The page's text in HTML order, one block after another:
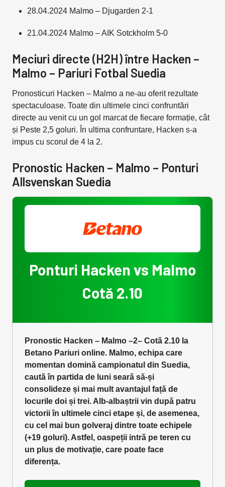
28.04.2024 Malmo – Djugarden 2-1
21.04.2024 Malmo – AIK Sotckholm 5-0
Meciuri directe (H2H) între Hacken –
Malmo – Pariuri Fotbal Suedia
Pronosticuri Hacken – Malmo a ne-au oferit rezultate
spectaculoase. Toate din ultimele cinci confruntări
directe au venit cu un gol marcat de fiecare formație, cât
și Peste 2,5 goluri. În ultima confruntare, Hacken s-a
impus cu scorul de 4 la 2.
Pronostic Hacken – Malmo – Ponturi
Allsvenskan Suedia
Ponturi Hacken vs Malmo
Cotă 2.10
Pronostic Hacken – Malmo –2– Cotă 2.10 la
Betano Pariuri online. Malmo, echipa care
momentan domină campionatul din Suedia,
caută în partida de luni seară să-și
consolideze și mai mult avantajul față de
locurile doi și trei. Alb-albaștrii vin după patru
victorii în ultimele cinci etape și, de asemenea,
cu cel mai bun golveraj dintre toate echipele
(+19 goluri). Astfel, oaspeții intră pe teren cu
un plus de motivație, care poate face
diferența.